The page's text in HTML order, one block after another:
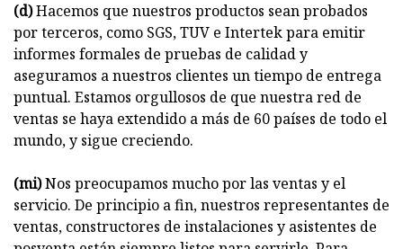
(d)Hacemos que nuestros productos sean probados
por terceros, como SGS, TUV e Intertek para emitir
informes formales de pruebas de calidad y
aseguramos a nuestros clientes un tiempo de entrega
puntual. Estamos orgullosos de que nuestra red de
ventas se haya extendido a más de 60 países de todo el
mundo, y sigue creciendo.
(mi)Nos preocupamos mucho por las ventas y el
servicio. De principio a fin, nuestros representantes de
ventas, constructores de instalaciones y asistentes de